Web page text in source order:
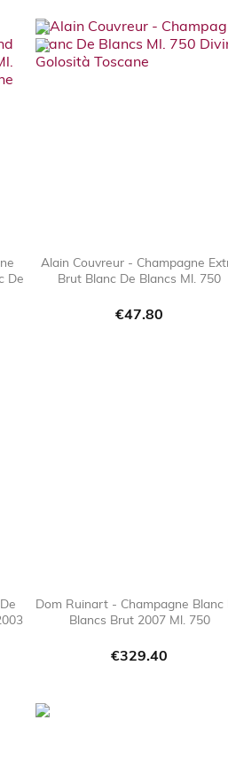
De
Alain Couvreur - Champagne
Brut Blanc De Blancs Ml. 750
Price
€47.80
Dom Ruinart - Champagne Blanc
Blancs Brut 2007 Ml. 750
Price
€329.40